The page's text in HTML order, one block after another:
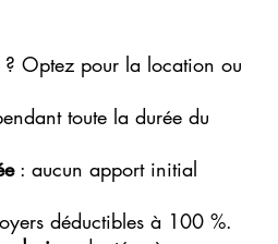
? Optez pour la location ou
toute la durée du
: aucun apport initial
déductibles à 100 %.